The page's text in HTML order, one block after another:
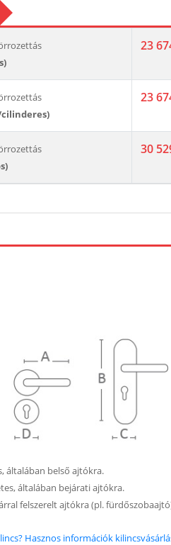
23
23
30
általában belső ajtókra.
általában bejárati ajtókra.
felszerelt ajtókra (pl.
Hasznos információk